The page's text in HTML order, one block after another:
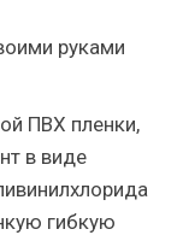
ПВХ пленки,
в виде
гибкую